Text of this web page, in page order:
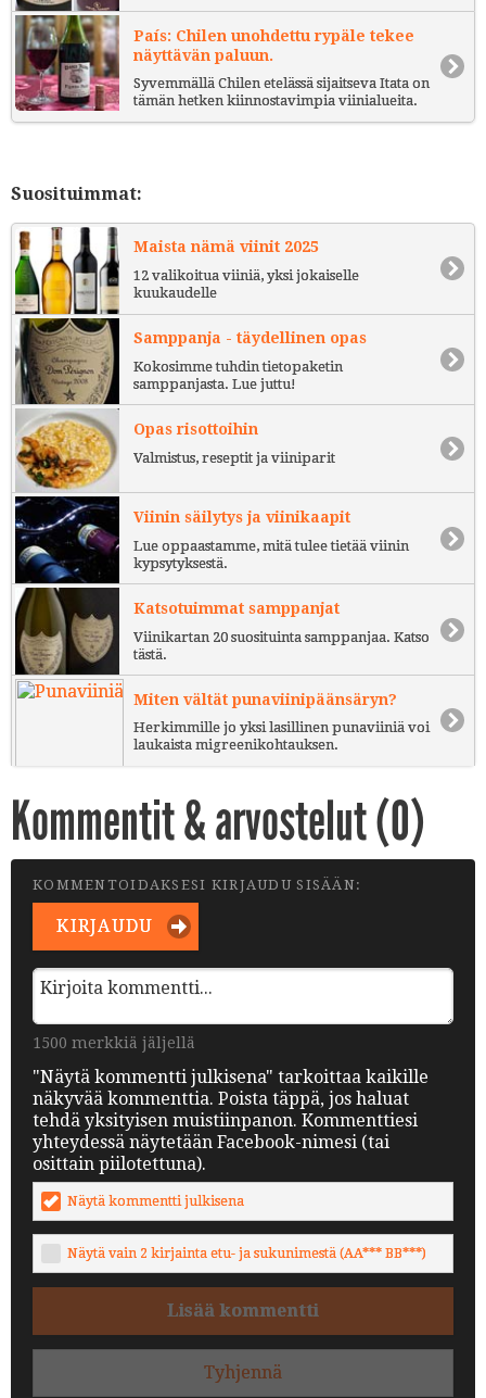
País: Chilen unohdettu rypäle tekee
näyttävän paluun.
Syvemmällä Chilen etelässä sijaitseva Itata on
tämän hetken kiinnostavimpia viinialueita.
Suosituimmat:
Maista nämä viinit 2025
12 valikoitua viiniä, yksi jokaiselle
kuukaudelle
Samppanja - täydellinen opas
Kokosimme tuhdin tietopaketin
samppanjasta. Lue juttu!
Opas risottoihin
Valmistus, reseptit ja viiniparit
Viinin säilytys ja viinikaapit
Lue oppaastamme, mitä tulee tietää viinin
kypsytyksestä.
Katsotuimmat samppanjat
Viinikartan 20 suosituinta samppanjaa. Katso
tästä.
Miten vältät punaviinipäänsäryn?
Herkimmille jo yksi lasillinen punaviiniä voi
laukaista migreenikohtauksen.
Kommentit & arvostelut (0)
KOMMENTOIDAKSESI KIRJAUDU SISÄÄN:
KIRJAUDU
1500 merkkiä jäljellä
"Näytä kommentti julkisena" tarkoittaa kaikille
näkyvää kommenttia. Poista täppä, jos haluat
tehdä yksityisen muistiinpanon. Kommenttiesi
yhteydessä näytetään Facebook-nimesi (tai
osittain piilotettuna).
Näytä kommentti julkisena
Näytä vain 2 kirjainta etu- ja sukunimestä (AA*** BB***)
Lisää kommentti
Tyhjennä